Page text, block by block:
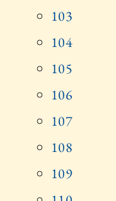
103
104
105
106
107
108
109